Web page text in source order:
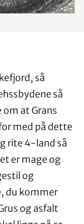
så
så
at Grans
med på dette
rite 4-land så
er mage og
og
du kommer
og asfalt